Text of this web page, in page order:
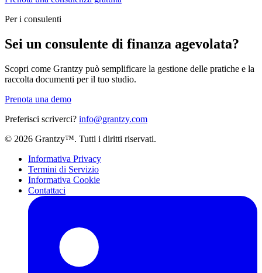
Per i consulenti
Sei un consulente di finanza agevolata?
Scopri come Grantzy può semplificare la gestione delle pratiche e la
raccolta documenti per il tuo studio.
Prenota una demo
Preferisci scriverci? info@grantzy.com
© 2026 Grantzy™. Tutti i diritti riservati.
Informativa Privacy
Termini di Servizio
Informativa Cookie
Contattaci